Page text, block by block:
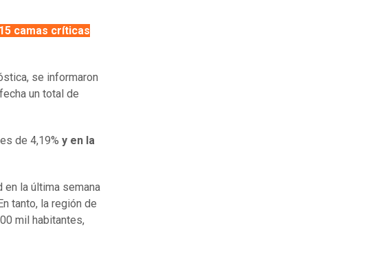
camas críticas
se informaron
un total de
de 4,19% y en la
la última semana
En tanto, la región de
mil habitantes,